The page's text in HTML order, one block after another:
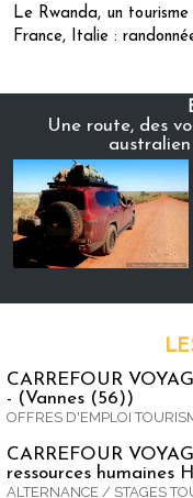
Le Rwanda, un
France, Italie :
Une route, des
CARREFOUR
- (Vannes (56))
OFFRES D'EMPLOI
CARREFOUR
ressources humaines
ALTERNANCE / STAGES